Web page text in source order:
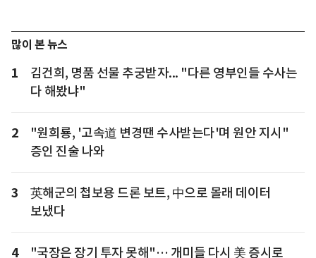
많이 본 뉴스
1
김건희, 명품 선물 추궁받자... "다른 영부인들 수사는
다 해봤냐"
2
"원희룡, '고속道 변경땐 수사받는다'며 원안 지시"
증인 진술 나와
3
英해군의 첩보용 드론 보트, 中으로 몰래 데이터
보냈다
4 "국장은 장기 투자 못해"… 개미들 다시 美 증시로